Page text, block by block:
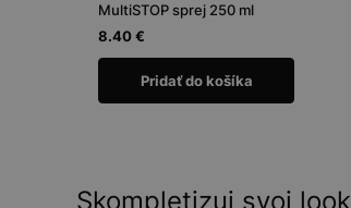
MultiSTOP sprej 250 ml
8.40 €
Pridať do košíka
Skompletizuj svoj look